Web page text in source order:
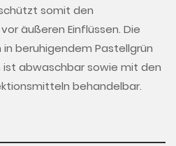
somit den
äußeren Einflüssen. Die
beruhigendem Pastellgrün
ist abwaschbar sowie mit den
behandelbar.